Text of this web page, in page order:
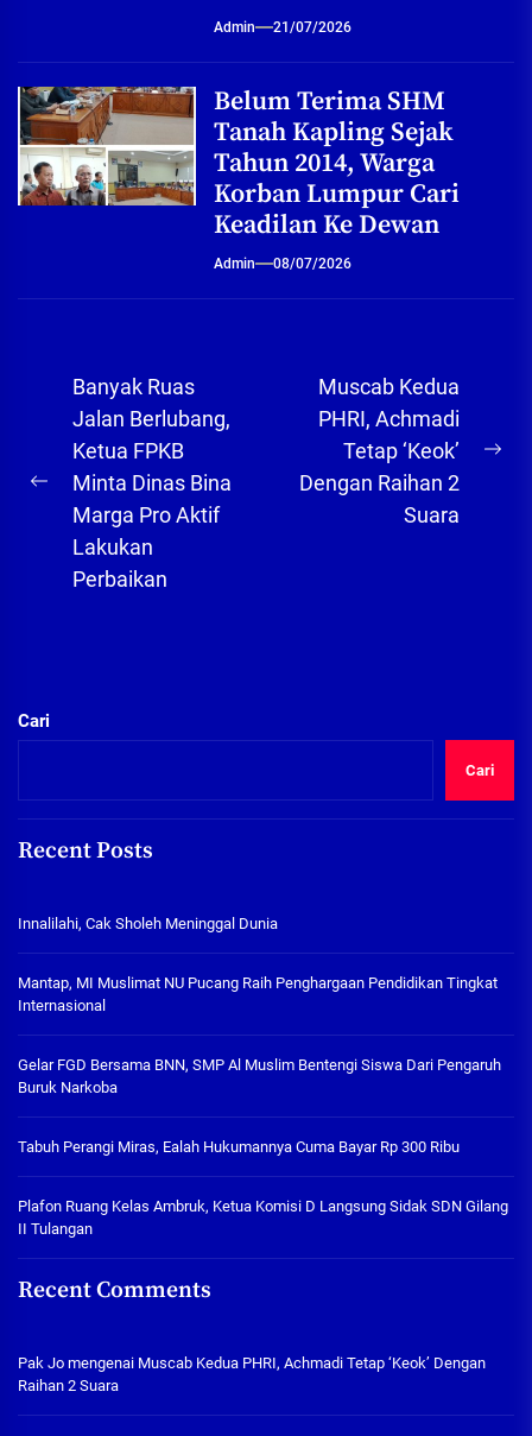
Admin 21/07/2026
Belum Terima SHM
Tanah Kapling Sejak
Tahun 2014, Warga
Korban Lumpur Cari
Keadilan Ke Dewan
Admin 08/07/2026
Navigasi
pos
Previous
post:
Banyak Ruas
Jalan Berlubang,
Ketua FPKB
Minta Dinas Bina
Marga Pro Aktif
Lakukan
Perbaikan
Muscab Kedua
PHRI, Achmadi
Tetap ‘Keok’
Dengan Raihan 2
Suara
Cari
Cari
Recent Posts
Innalilahi, Cak Sholeh Meninggal Dunia
Mantap, MI Muslimat NU Pucang Raih Penghargaan Pendidikan Tingkat
Internasional
Gelar FGD Bersama BNN, SMP Al Muslim Bentengi Siswa Dari Pengaruh
Buruk Narkoba
Tabuh Perangi Miras, Ealah Hukumannya Cuma Bayar Rp 300 Ribu
Plafon Ruang Kelas Ambruk, Ketua Komisi D Langsung Sidak SDN Gilang
II Tulangan
Recent Comments
Pak Jo mengenai Muscab Kedua PHRI, Achmadi Tetap ‘Keok’ Dengan
Raihan 2 Suara